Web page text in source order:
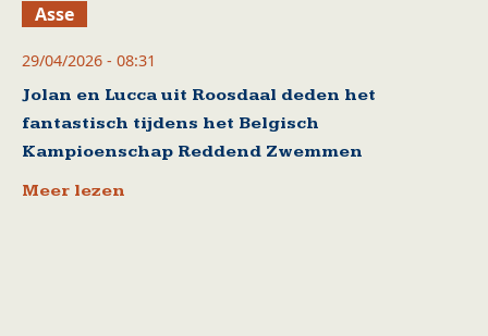
Asse
29/04/2026 - 08:31
Jolan en Lucca uit Roosdaal deden het
fantastisch tijdens het Belgisch
Kampioenschap Reddend Zwemmen
Meer lezen